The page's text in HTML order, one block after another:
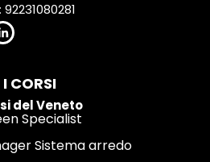
92231080281
I CORSI
del Veneto
Specialist
Sistema arredo